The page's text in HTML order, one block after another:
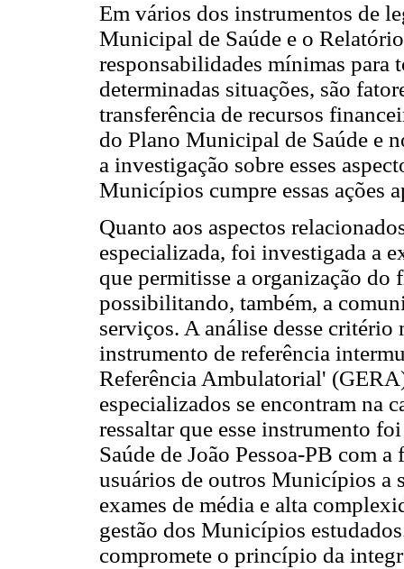
Em vários dos instrumentos de
Municipal de Saúde e o
responsabilidades mínimas para
determinadas situações, são
transferência de recursos
do Plano Municipal de Saúde e
a investigação sobre esses
Municípios cumpre essas ações
Quanto aos aspectos
especializada, foi investigada a
que permitisse a organização
possibilitando, também, a
serviços. A análise desse
instrumento de referência
Referência Ambulatorial'
especializados se encontram na
ressaltar que esse instrumento
Saúde de João Pessoa-PB com
usuários de outros Municípios a
exames de média e alta
gestão dos Municípios
compromete o princípio da